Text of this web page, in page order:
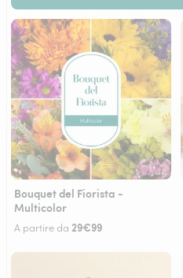
Bouquet del Fiorista -
Multicolor
A partire da 29€99